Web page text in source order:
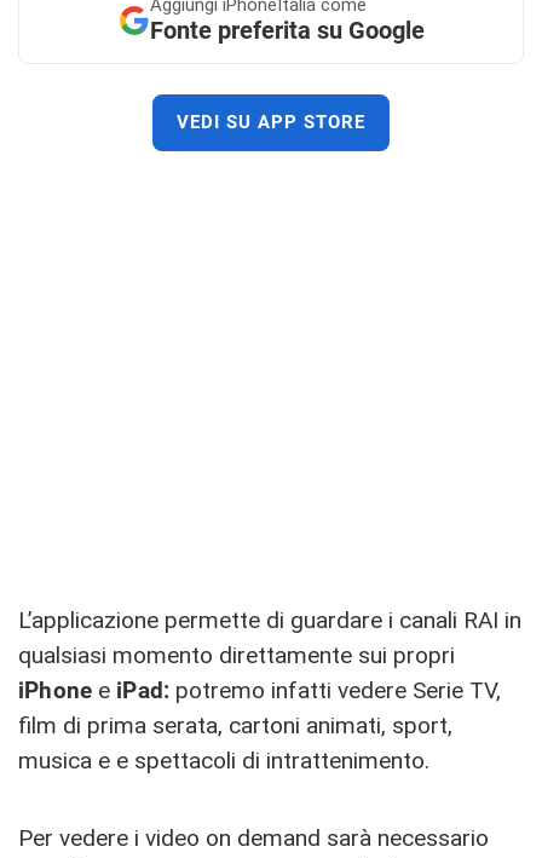
Aggiungi iPhoneItalia come
Fonte preferita su Google
VEDI SU APP STORE
L’applicazione permette di guardare i canali RAI in
qualsiasi momento direttamente sui propri
iPhone e iPad: potremo infatti vedere Serie TV,
film di prima serata, cartoni animati, sport,
musica e e spettacoli di intrattenimento.
Per vedere i video on demand sarà necessario